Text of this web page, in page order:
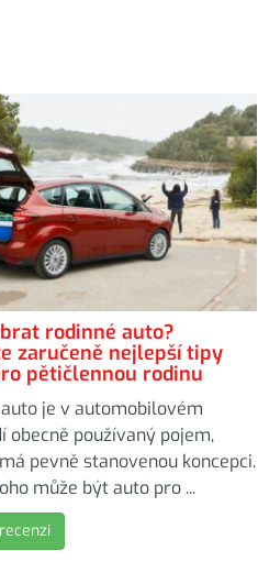
rodinné auto?
zaručeně nejlepší tipy
pětičlennou rodinu
auto je v automobilovém
obecně používaný pojem,
pevně stanovenou koncepci.
může být auto pro ...